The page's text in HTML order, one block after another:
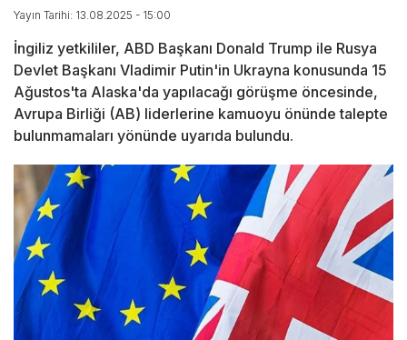
Yayın Tarihi: 13.08.2025 - 15:00
İngiliz yetkililer, ABD Başkanı Donald Trump ile Rusya
Devlet Başkanı Vladimir Putin'in Ukrayna konusunda 15
Ağustos'ta Alaska'da yapılacağı görüşme öncesinde,
Avrupa Birliği (AB) liderlerine kamuoyu önünde talepte
bulunmamaları yönünde uyarıda bulundu.